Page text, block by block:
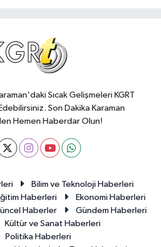
Sıcak Gelişmeleri KGRT
Son Dakika Karaman
Hemen Haberdar Olun!
Bilim ve Teknoloji Haberleri
Haberleri
Ekonomi Haberleri
Haberler
Gündem Haberleri
Kültür ve Sanat Haberleri
Politika Haberleri